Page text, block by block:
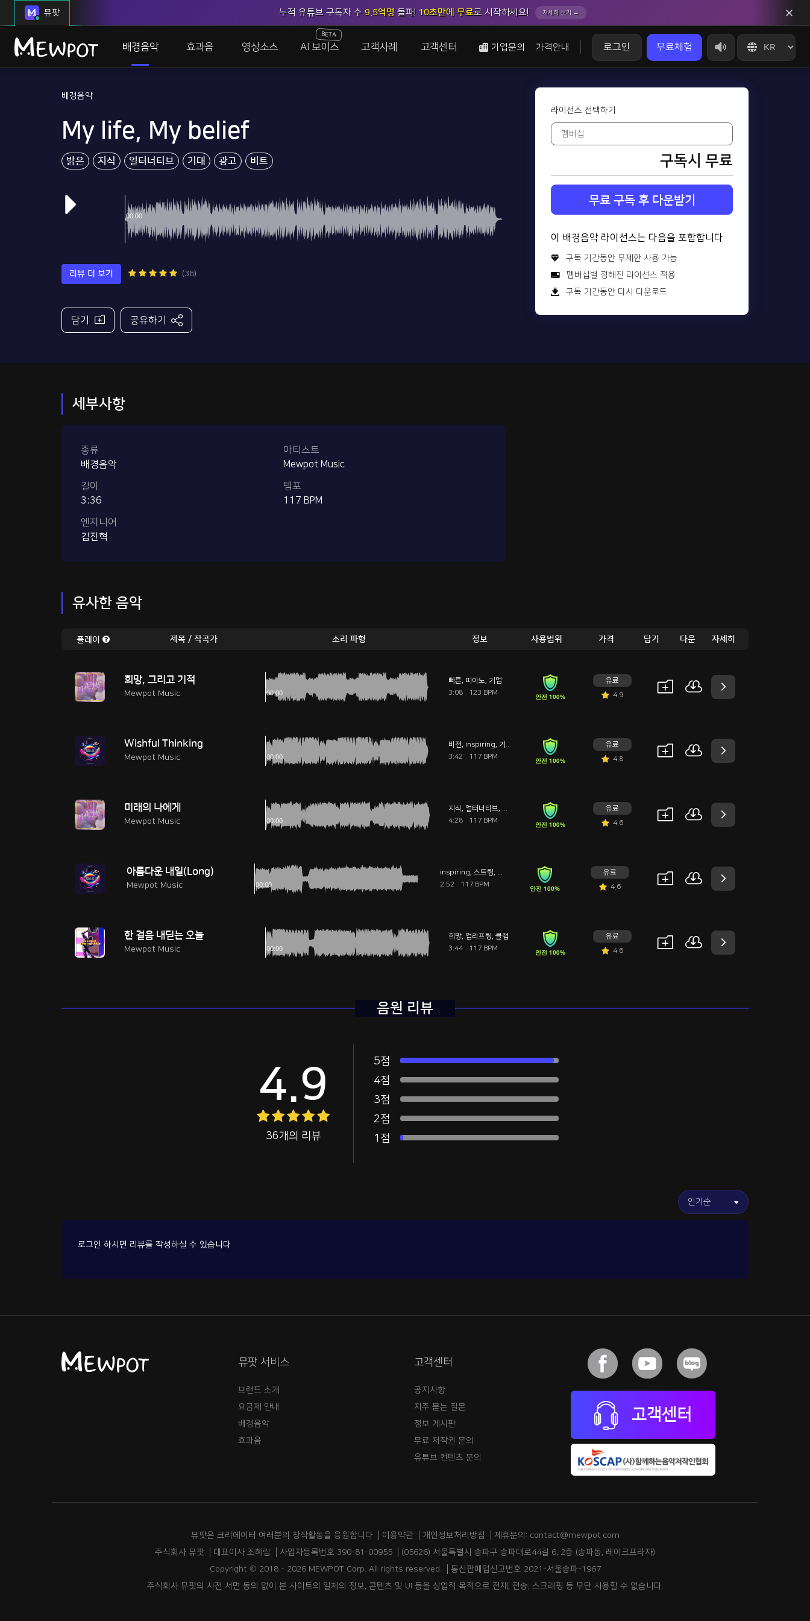
뮤팟 누적 유튜브 구독자 수 9.5억명 돌파! 10초만에 무료로 시작하세요! 자세히 보기 →
배경음악 효과음 영상소스 AI 보이스
BETA
고객사례 고객센터 기업문의 가격안내 로그인 무료체험
배경음악
My life, My belief
밝은 지식 얼터너티브 기대 광고 비트
리뷰 더 보기 (36)
담기 공유하기
라이선스 선택하기
구독시 무료
무료 구독 후 다운받기
이 배경음악 라이선스는 다음을 포함합니다
구독 기간동안 무제한 사용 가능
멤버십별 정해진 라이선스 적용
구독 기간동안 다시 다운로드
세부사항
종류
배경음악
길이
3:36
엔지니어
김진혁
아티스트
Mewpot Music
템포
117 BPM
유사한 음악
플레이 제목 / 작곡가 소리 파형 정보 사용범위 가격 담기 다운 자세히
희망, 그리고 기적
Mewpot Music
빠른, 피아노, 기업
3:08
123 BPM 안전 100%
유료
4.9
Wishful Thinking
Mewpot Music
비전, inspiring, 기운나는
3:42
117 BPM 안전 100%
유료
4.8
미래의 나에게
Mewpot Music
지식 , 얼터너티브,
4:28
117 BPM 안전 100%
유료
4.6
아름다운 내일(Long)
Mewpot Music
inspiring,스트링,
2:52
117 BPM 안전 100%
유료
4.6
한 걸음 내딛는 오늘
Mewpot Music
희망, 업리프팅,클랩
3:44
117 BPM 안전 100%
유료
4.6
음원 리뷰
4.9
36개의 리뷰
5점
4점
3점
2점
1점
로그인 하시면 리뷰를 작성하실 수 있습니다
뮤팟 서비스
브랜드 소개
요금제 안내
배경음악
효과음
고객센터
공지사항
자주 묻는 질문
정보 게시판
무료 저작권 문의
유튜브 컨텐츠 문의
고객센터
뮤팟은 크리에이터 여러분의 창작활동을 응원합니다 이용약관 개인정보처리방침
제휴문의: contact@mewpot.com
주식회사 뮤팟
대표이사 조혜림 사업자등록번호 390-81-00955
(05626) 서울특별시 송파구 송파대로44길 6, 2층 (송파동, 레이크프라자)
Copyright © 2018 - 2026 MEWPOT Corp. All rights reserved.
통신판매업신고번호 2021-서울송파-1967
주식회사 뮤팟의 사전 서면 동의 없이 본 사이트의 일체의 정보, 콘텐츠 및 UI 등을 상업적 목적으로 전재, 전송, 스크래핑 등 무단 사용할 수 없습니다.